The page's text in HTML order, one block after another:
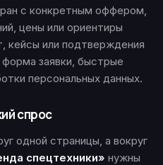
с конкретным оффером,
цены или ориентиры
кейсы или подтверждения
заявки, быстрые
персональных данных.
спрос
одной страницы, а вокруг
спецтехники» нужны